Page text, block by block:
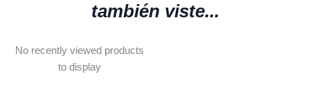
también viste...
No recently viewed products
to display